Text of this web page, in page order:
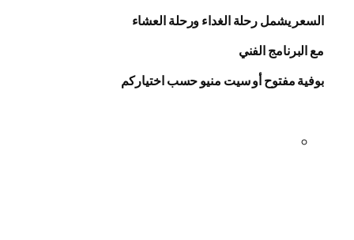
السعر يشمل رحلة الغداء ورحلة العشاء
مع البرنامج الفني
بوفية مفتوح أو سيت منيو حسب اختياركم